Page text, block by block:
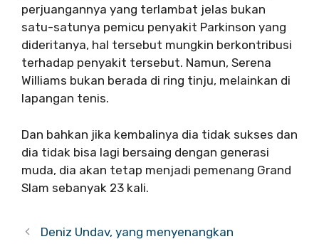
perjuangannya yang terlambat jelas bukan
satu-satunya pemicu penyakit Parkinson yang
dideritanya, hal tersebut mungkin berkontribusi
terhadap penyakit tersebut. Namun, Serena
Williams bukan berada di ring tinju, melainkan di
lapangan tenis.
Dan bahkan jika kembalinya dia tidak sukses dan
dia tidak bisa lagi bersaing dengan generasi
muda, dia akan tetap menjadi pemenang Grand
Slam sebanyak 23 kali.
Deniz Undav, yang menyenangkan